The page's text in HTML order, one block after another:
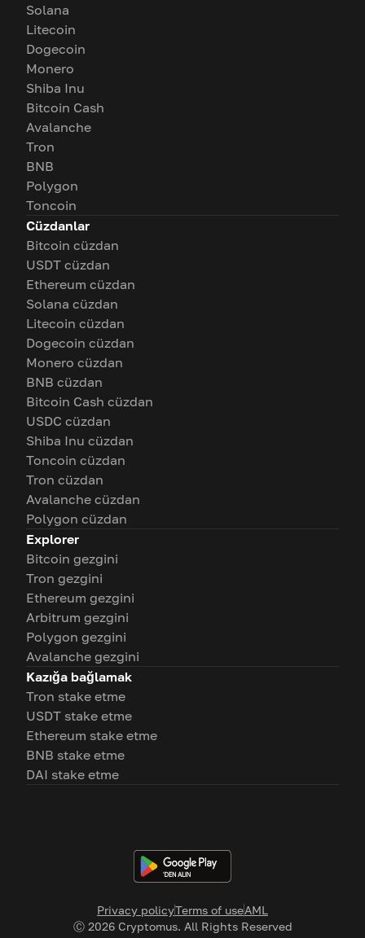
Privacy policyTerms of useAML
Ⓒ 2026Cryptomus. All Rights Reserved
Solana
Litecoin
Dogecoin
Monero
Shiba Inu
Bitcoin Cash
Avalanche
Tron
BNB
Polygon
Toncoin
Cüzdanlar
Bitcoin cüzdan
USDT cüzdan
Ethereum cüzdan
Solana cüzdan
Litecoin cüzdan
Dogecoin cüzdan
Monero cüzdan
BNB cüzdan
Bitcoin Cash cüzdan
USDC cüzdan
Shiba Inu cüzdan
Toncoin cüzdan
Tron cüzdan
Avalanche cüzdan
Polygon cüzdan
Explorer
Bitcoin gezgini
Tron gezgini
Ethereum gezgini
Arbitrum gezgini
Polygon gezgini
Avalanche gezgini
Kazığa bağlamak
Tron stake etme
USDT stake etme
Ethereum stake etme
BNB stake etme
DAI stake etme